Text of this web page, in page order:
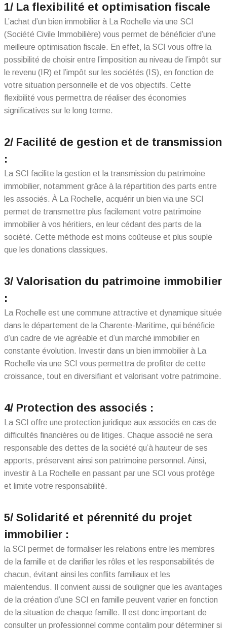
1/ La flexibilité et optimisation fiscale
L’achat d’un bien immobilier à La Rochelle via une SCI
(Société Civile Immobilière) vous permet de bénéficier d’une
meilleure optimisation fiscale. En effet, la SCI vous offre la
possibilité de choisir entre l’imposition au niveau de l’impôt sur
le revenu (IR) et l’impôt sur les sociétés (IS), en fonction de
votre situation personnelle et de vos objectifs. Cette
flexibilité vous permettra de réaliser des économies
significatives sur le long terme.
2/ Facilité de gestion et de transmission
:
La SCI facilite la gestion et la transmission du patrimoine
immobilier, notamment grâce à la répartition des parts entre
les associés. À La Rochelle, acquérir un bien via une SCI
permet de transmettre plus facilement votre patrimoine
immobilier à vos héritiers, en leur cédant des parts de la
société. Cette méthode est moins coûteuse et plus souple
que les donations classiques.
3/ Valorisation du patrimoine immobilier
:
La Rochelle est une commune attractive et dynamique située
dans le département de la Charente-Maritime, qui bénéficie
d’un cadre de vie agréable et d’un marché immobilier en
constante évolution. Investir dans un bien immobilier à La
Rochelle via une SCI vous permettra de profiter de cette
croissance, tout en diversifiant et valorisant votre patrimoine.
4/ Protection des associés :
La SCI offre une protection juridique aux associés en cas de
difficultés financières ou de litiges. Chaque associé ne sera
responsable des dettes de la société qu’à hauteur de ses
apports, préservant ainsi son patrimoine personnel. Ainsi,
investir à La Rochelle en passant par une SCI vous protège
et limite votre responsabilité.
5/ Solidarité et pérennité du projet
immobilier :
la SCI permet de formaliser les relations entre les membres
de la famille et de clarifier les rôles et les responsabilités de
chacun, évitant ainsi les conflits familiaux et les
malentendus. Il convient aussi de souligner que les avantages
de la création d’une SCI en famille peuvent varier en fonction
de la situation de chaque famille. Il est donc important de
consulter un professionnel comme contalim pour déterminer si